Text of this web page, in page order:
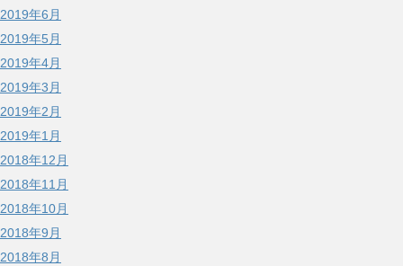
2019年6月
2019年5月
2019年4月
2019年3月
2019年2月
2019年1月
2018年12月
2018年11月
2018年10月
2018年9月
2018年8月